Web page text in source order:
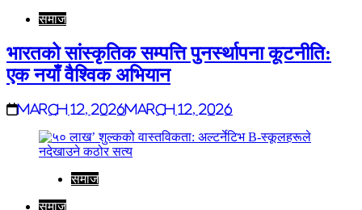
समाज
भारतको सांस्कृतिक सम्पत्ति पुनर्स्थापना कूटनीति:
एक नयाँ वैश्विक अभियान
March 12, 2026March 12, 2026
समाज
समाज